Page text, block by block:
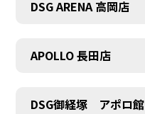
DSG ARENA 高岡店
APOLLO 長田店
DSG御経塚 アポロ館